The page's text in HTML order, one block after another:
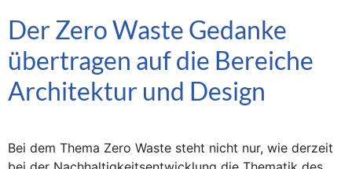
Der Zero Waste Gedanke
übertragen auf die Bereiche
Architektur und Design
Bei dem Thema Zero Waste steht nicht nur, wie derzeit